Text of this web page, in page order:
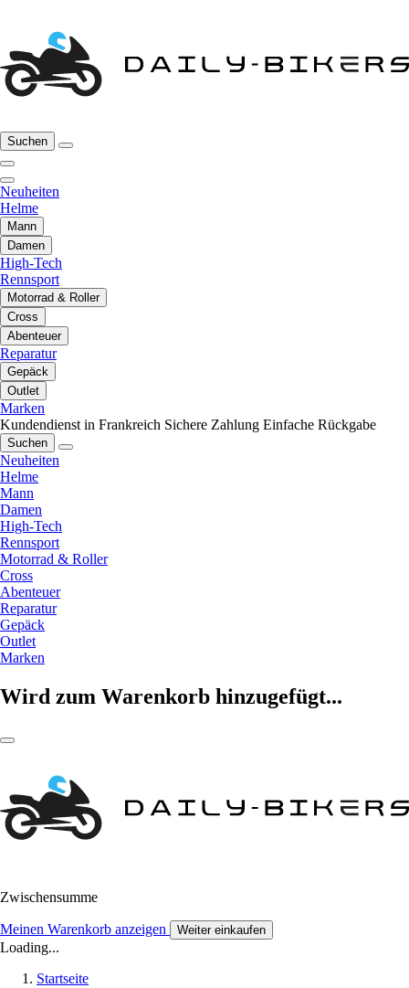
Suchen
Neuheiten
Helme
Mann
Damen
High-Tech
Rennsport
Motorrad & Roller
Cross
Abenteuer
Reparatur
Gepäck
Outlet
Marken
Kundendienst in Frankreich Sichere Zahlung Einfache Rückgabe
Suchen
Neuheiten
Helme
Mann
Damen
High-Tech
Rennsport
Motorrad & Roller
Cross
Abenteuer
Reparatur
Gepäck
Outlet
Marken
Wird zum Warenkorb hinzugefügt...
Zwischensumme
Meinen Warenkorb anzeigen Weiter einkaufen
Loading...
Startseite